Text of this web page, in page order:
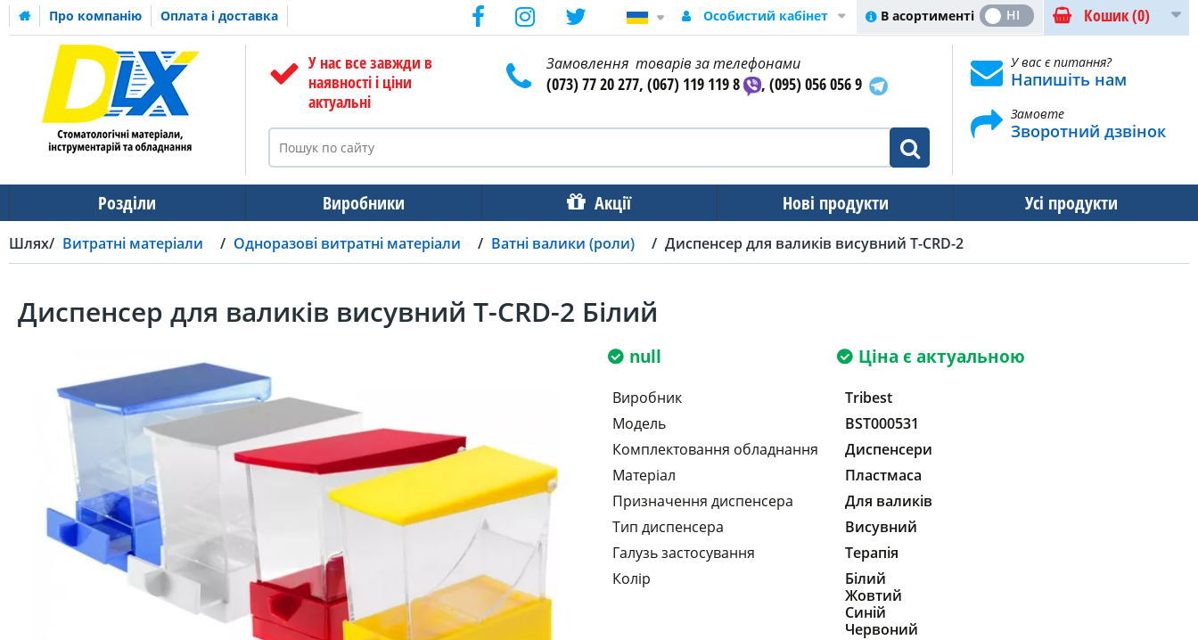
Про компанію Оплата і доставка Кошик(0)
В асортименті
ТАК НІ
Особистий кабінет
У нас все завжди в
наявності і ціни
актуальні
Замовлення товарів за телефонами
(073) 77 20 277, (067) 119 119 8 , (095) 056 056 9
У вас є питання?
Напишіть нам
Замовте
Зворотний дзвінок
Розділи Виробники Акції Нові продукти Усі продукти
Шлях Витратні матеріали Одноразові витратні матеріали Ватні валики (роли) Диспенсер для валиків висувний T-CRD-2
Диспенсер для валиків висувний T-CRD-2 Білий
null Ціна є актуальною
Виробник
Tribest
Модель
BST000531
Комплектовання обладнання
Диспенсери
Матеріал
Пластмаса
Призначення диспенсера
Для валиків
Тип диспенсера
Висувний
Галузь застосування
Терапія
Колір
Білий
Жовтий
Синій
Червоний